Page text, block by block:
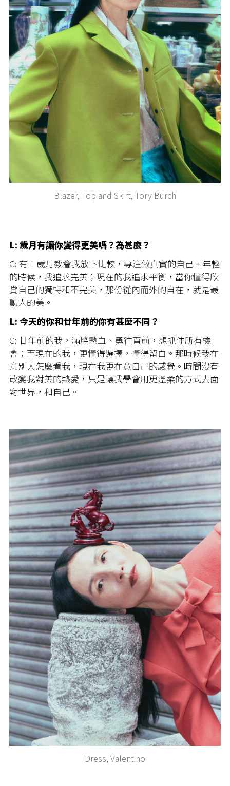
Blazer, Top and Skirt, Tory Burch
L: 歲月有讓你變得更美嗎？為甚麼？
C: 有！歲月教會我放下比較，專注做真實的自己。年輕
的時候，我追求完美；現在的我追求平衡，當你懂得欣
賞自己的獨特和不完美，那份從內而外的自在，就是最
動人的美。
L: 今天的你和廿年前的你有甚麼不同？
C: 廿年前的我，滿腔熱血、勇往直前，想抓住所有機
會；而現在的我，更懂得選擇，懂得留白。那時候我在
意別人怎麼看我，現在我更在意自己的感覺。時間沒有
改變我對美的熱愛，只是讓我學會用更溫柔的方式去面
對世界，和自己。
Dress, Valentino